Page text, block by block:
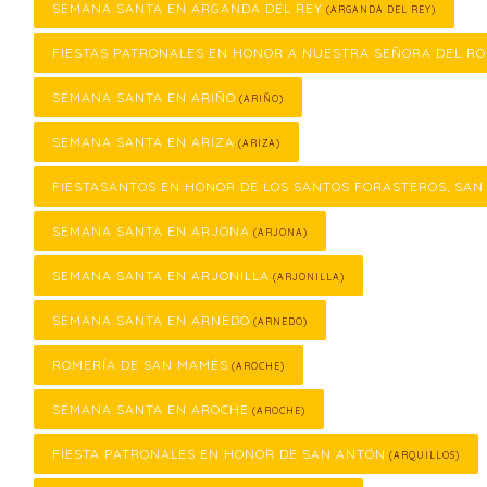
SEMANA SANTA EN ARGANDA DEL REY (ARGANDA DEL REY)
FIESTAS PATRONALES EN HONOR A NUESTRA SEÑORA DEL
SEMANA SANTA EN ARIÑO (ARIÑO)
SEMANA SANTA EN ARIZA (ARIZA)
FIESTASANTOS EN HONOR DE LOS SANTOS FORASTEROS,
SEMANA SANTA EN ARJONA (ARJONA)
SEMANA SANTA EN ARJONILLA (ARJONILLA)
SEMANA SANTA EN ARNEDO (ARNEDO)
ROMERÍA DE SAN MAMÉS (AROCHE)
SEMANA SANTA EN AROCHE (AROCHE)
FIESTA PATRONALES EN HONOR DE SAN ANTÓN (ARQUILLOS)